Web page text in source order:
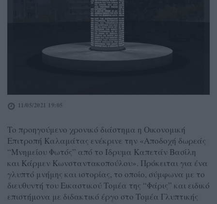
11/05/2021 19:05
Το προηγούμενο χρονικό διάστημα η Οικονομική
Επιτροπή Καλαμάτας ενέκρινε την «Αποδοχή δωρεάς
“Μνημείου Φωτός” από το Ίδρυμα Καπετάν Βασίλη
και Κάρμεν Κωνσταντακοπούλου». Πρόκειται για ένα
γλυπτό μνήμης και ιστορίας, το οποίο, σύμφωνα με το
διευθυντή του Εικαστικού Τομέα της “Φάρις” και ειδικό
επιστήμονα με διδακτικό έργο στο Τομέα Γλυπτικής